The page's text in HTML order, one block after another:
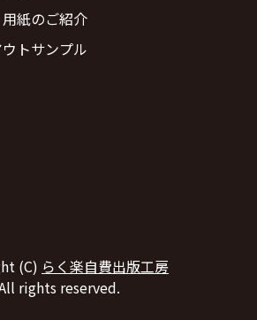
紙のご紹介
トサンプル
(C) らく楽自費出版工房
rights reserved.